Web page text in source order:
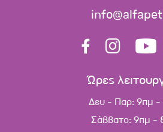
Ώρες
Δευ - Παρ: 9πμ -
Σάββατο: 9πμ -